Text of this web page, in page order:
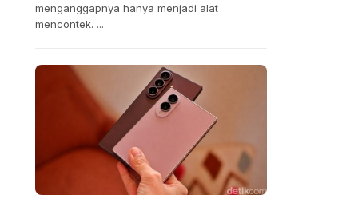
menganggapnya hanya menjadi alat
mencontek. ...